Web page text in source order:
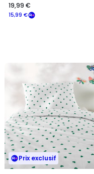
15,99 €
19,99 €
Prix exclusif